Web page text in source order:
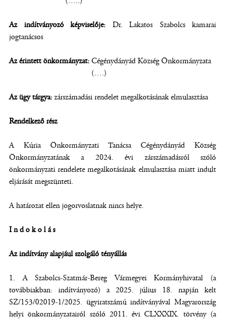
Az indítványozó képviselője: Dr. Lakatos Szabolcs kamarai
jogtanácsos
Az érintett önkormányzat:Cégénydányád Község Önkormányzata
(….)
Az ügy tárgya:zárszámadási rendelet megalkotásának elmulasztása
Rendelkező rész
A Kúria Önkormányzati Tanácsa Cégénydányád Község
Önkormányzatának a 2024. évi zárszámadásról szóló
önkormányzati rendelete megalkotásának elmulasztása miatt indult
eljárását megszünteti.
A határozat ellen jogorvoslatnak nincs helye.
Indokolás
Az indítvány alapjául szolgáló tényállás
A Szabolcs-Szatmár-Bereg Vármegyei Kormányhivatal (a
továbbiakban: indítványozó) a 2025. július 18. napján kelt
SZ/153/02019-1/2025. ügyiratszámú indítványával Magyarország
helyi önkormányzatairól szóló 2011. évi CLXXXIX. törvény (a